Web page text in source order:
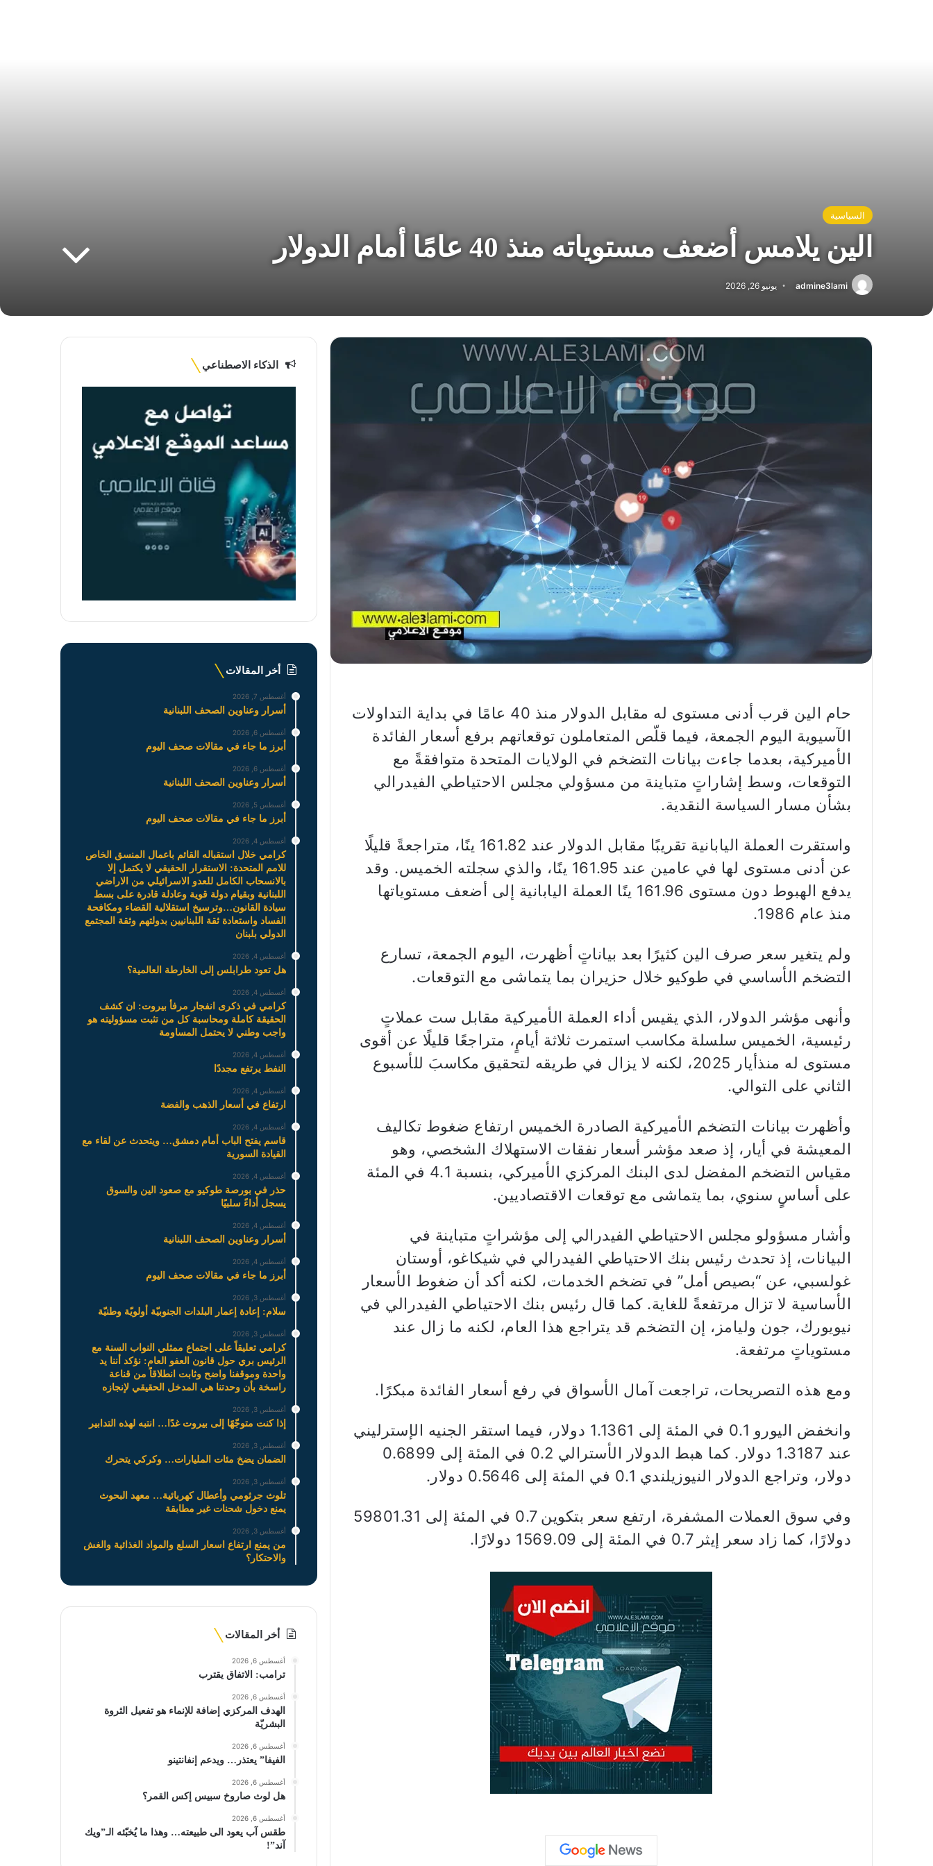
السياسية
الين يلامس أضعف مستوياته منذ 40 عامًا أمام الدولار
admine3lami يونيو 26, 2026
حام الين قرب أدنى مستوى له مقابل الدولار منذ 40 عامًا في بداية التداولات
الآسيوية اليوم الجمعة، فيما قلّص المتعاملون توقعاتهم برفع أسعار الفائدة
الأميركية، بعدما جاءت بيانات التضخم في الولايات المتحدة متوافقةً مع
التوقعات، وسط إشاراتٍ متباينة من مسؤولي مجلس الاحتياطي الفيدرالي
بشأن مسار السياسة النقدية.
واستقرت العملة اليابانية تقريبًا مقابل الدولار عند 161.82 ينًا، متراجعةً قليلًا
عن أدنى مستوى لها في عامين عند 161.95 ينًا، والذي سجلته الخميس. وقد
يدفع الهبوط دون مستوى 161.96 ينًا العملة اليابانية إلى أضعف مستوياتها
منذ عام 1986.
ولم يتغير سعر صرف الين كثيرًا بعد بياناتٍ أظهرت، اليوم الجمعة، تسارع
التضخم الأساسي في طوكيو خلال حزيران بما يتماشى مع التوقعات.
وأنهى مؤشر الدولار، الذي يقيس أداء العملة الأميركية مقابل ست عملاتٍ
رئيسية، الخميس سلسلة مكاسب استمرت ثلاثة أيامٍ، متراجعًا قليلًا عن أقوى
مستوى له منذأيار 2025، لكنه لا يزال في طريقه لتحقيق مكاسبَ للأسبوع
الثاني على التوالي.
وأظهرت بيانات التضخم الأميركية الصادرة الخميس ارتفاع ضغوط تكاليف
المعيشة في أيار، إذ صعد مؤشر أسعار نفقات الاستهلاك الشخصي، وهو
مقياس التضخم المفضل لدى البنك المركزي الأميركي، بنسبة 4.1 في المئة
على أساسٍ سنوي، بما يتماشى مع توقعات الاقتصاديين.
وأشار مسؤولو مجلس الاحتياطي الفيدرالي إلى مؤشراتٍ متباينة في
البيانات، إذ تحدث رئيس بنك الاحتياطي الفيدرالي في شيكاغو، أوستان
غولسبي، عن “بصيص أمل” في تضخم الخدمات، لكنه أكد أن ضغوط الأسعار
الأساسية لا تزال مرتفعةً للغاية. كما قال رئيس بنك الاحتياطي الفيدرالي في
نيويورك، جون وليامز، إن التضخم قد يتراجع هذا العام، لكنه ما زال عند
مستوياتٍ مرتفعة.
ومع هذه التصريحات، تراجعت آمال الأسواق في رفع أسعار الفائدة مبكرًا.
وانخفض اليورو 0.1 في المئة إلى 1.1361 دولار، فيما استقر الجنيه الإسترليني
عند 1.3187 دولار. كما هبط الدولار الأسترالي 0.2 في المئة إلى 0.6899
دولار، وتراجع الدولار النيوزيلندي 0.1 في المئة إلى 0.5646 دولار.
وفي سوق العملات المشفرة، ارتفع سعر بتكوين 0.7 في المئة إلى 59801.31
دولارًا، كما زاد سعر إيثر 0.7 في المئة إلى 1569.09 دولارًا.
الذكاء الاصطناعي
أخر المقالات
أغسطس 7, 2026
أسرار وعناوين الصحف اللبنانية
أغسطس 6, 2026
أبرز ما جاء في مقالات صحف اليوم
أغسطس 6, 2026
أسرار وعناوين الصحف اللبنانية
أغسطس 5, 2026
أبرز ما جاء في مقالات صحف اليوم
أغسطس 4, 2026
كرامي خلال استقباله القائم باعمال المنسق الخاص
للامم المتحدة: الاستقرار الحقيقي لا يكتمل إلا
بالانسحاب الكامل للعدو الاسرائيلي من الاراضي
اللبنانية وبقيام دولة قوية وعادلة قادرة على بسط
سيادة القانون…وترسيخ استقلالية القضاء ومكافحة
الفساد واستعادة ثقة اللبنانيين بدولتهم وثقة المجتمع
الدولي بلبنان
أغسطس 4, 2026
هل تعود طرابلس إلى الخارطة العالمية؟
أغسطس 4, 2026
كرامي في ذكرى انفجار مرفأ بيروت: ان كشف
الحقيقة كاملة ومحاسبة كل من تثبت مسؤوليته هو
واجب وطني لا يحتمل المساومة
أغسطس 4, 2026
النفط يرتفع مجددًا
أغسطس 4, 2026
ارتفاع في أسعار الذهب والفضة
أغسطس 4, 2026
قاسم يفتح الباب أمام دمشق… ويتحدث عن لقاء مع
القيادة السورية
أغسطس 4, 2026
حذر في بورصة طوكيو مع صعود الين والسوق
يسجل أداءً سلبيًا
أغسطس 4, 2026
أسرار وعناوين الصحف اللبنانية
أغسطس 4, 2026
أبرز ما جاء في مقالات صحف اليوم
أغسطس 3, 2026
سلام: إعادة إعمار البلدات الجنوبيّة أولويّة وطنيّة
أغسطس 3, 2026
كرامي تعليقاً على اجتماع ممثلي النواب السنة مع
الرئيس بري حول قانون العفو العام: نؤكد أننا يد
واحدة وموقفنا واضح وثابت انطلاقاً من قناعة
راسخة بأن وحدتنا هي المدخل الحقيقي لإنجازه
أغسطس 3, 2026
إذا كنت متوجّهًا إلى بيروت غدًا… انتبه لهذه التدابير
أغسطس 3, 2026
الضمان يضخ مئات المليارات… وكركي يتحرك
أغسطس 3, 2026
تلوث جرثومي وأعطال كهربائية… معهد البحوث
يمنع دخول شحنات غير مطابقة
أغسطس 3, 2026
من يمنع ارتفاع اسعار السلع والمواد الغذائية والغش
والاحتكار؟
أخر المقالات
أغسطس 6, 2026
ترامب: الاتفاق يقترب
أغسطس 6, 2026
الهدف المركزي إضافة للإنماء هو تفعيل الثروة
البشريّة
أغسطس 6, 2026
الفيفا” يعتذر… ويدعم إنفانتينو
أغسطس 6, 2026
هل لوث صاروخ سبيس إكس القمر؟
أغسطس 6, 2026
طقس آب يعود الى طبيعته… وهذا ما يُخبّئه الـ”ويك
آند”!